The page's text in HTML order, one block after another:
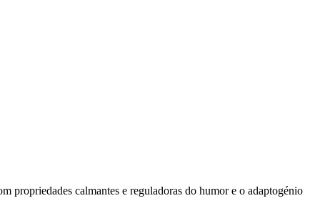
propriedades calmantes e reguladoras do humor e o adaptogénio